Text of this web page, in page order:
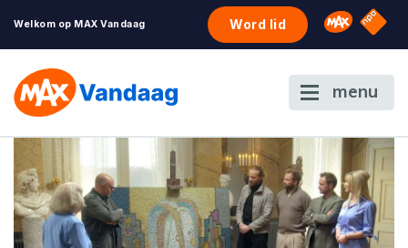
Welkom op MAX Vandaag Word lid Omroep
NPO
menu